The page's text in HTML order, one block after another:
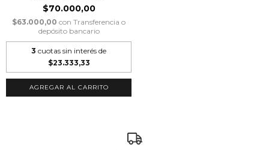
$70.000,00
$63.000,00 con Transferencia o
depósito bancario
3 cuotas sin interés de
$23.333,33